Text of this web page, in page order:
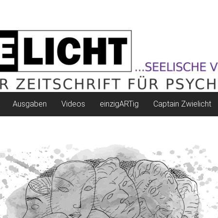
Ausgaben Videos einzigARTig Captain Zwielicht